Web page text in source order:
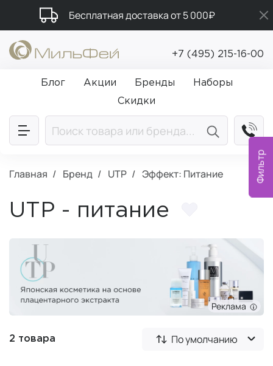
Фильтр
Бесплатная доставка от 5 000₽
Подарки в каждый заказ от 5 000₽
Промокод ПРИВЕТ
+7 (495) 215-16-00
Блог Акции Бренды
Наборы
Скидки
Главная Бренд UTP Эффект: Питание
UTP - питание
Реклама
2 товара По умолчанию